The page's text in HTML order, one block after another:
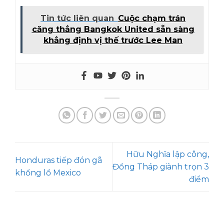
Tin tức liên quan Cuộc chạm trán
căng thẳng Bangkok United sẵn sàng
khẳng định vị thế trước Lee Man
Honduras tiếp đón gã
khổng lồ Mexico
Hữu Nghĩa lập công,
Đồng Tháp giành trọn 3
điểm